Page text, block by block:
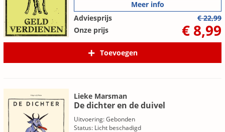
Meer info
Adviesprijs
€ 22,99
Onze prijs
€ 8,99
Toevoegen
Lieke Marsman
De dichter en de duivel
Uitvoering: Gebonden
Status: Licht beschadigd